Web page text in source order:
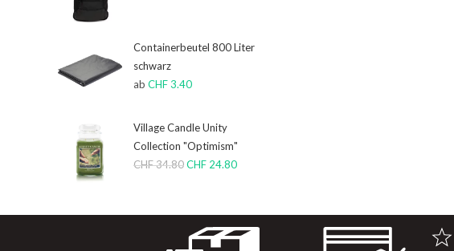
Containerbeutel 800 Liter
schwarz
ab CHF3.40
Village Candle Unity
Collection "Optimism"
CHF34.80CHF 24.80